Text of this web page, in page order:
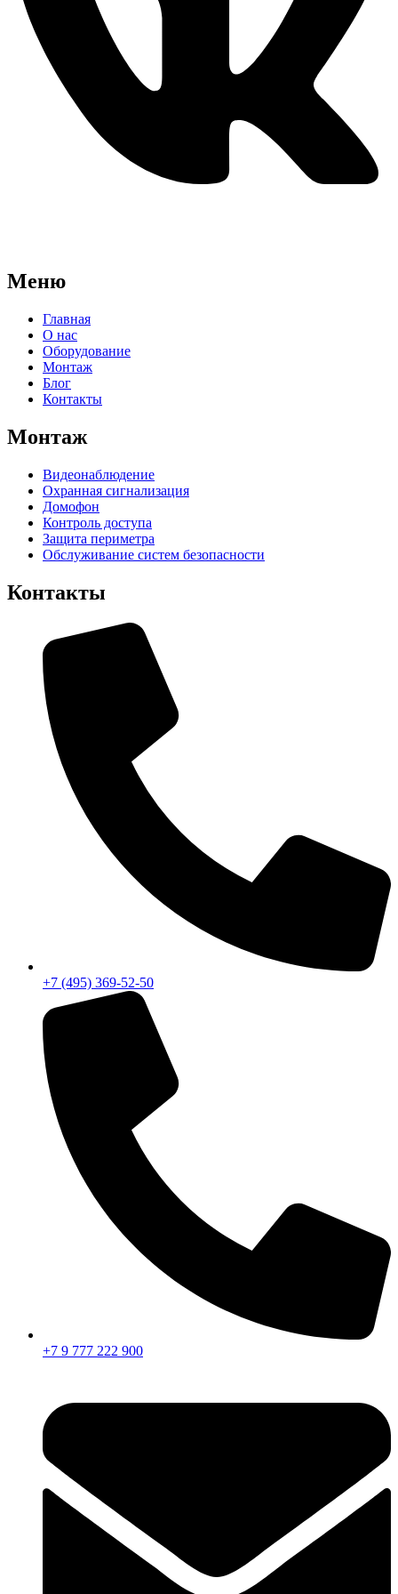
Меню
Главная
О нас
Оборудование
Монтаж
Блог
Контакты
Монтаж
Видеонаблюдение
Охранная сигнализация
Домофон
Контроль доступа
Защита периметра
Обслуживание систем безопасности
Контакты
+7 (495) 369-52-50
+7 9 777 222 900